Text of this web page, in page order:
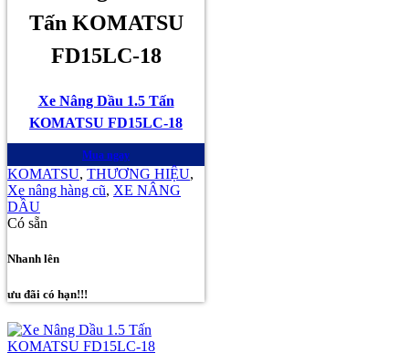
Tấn KOMATSU
FD15LC-18
Xe Nâng Dầu 1.5 Tấn
KOMATSU FD15LC-18
Mua ngay
KOMATSU, THƯƠNG HIỆU,
Xe nâng hàng cũ, XE NÂNG
DẦU
Có sẵn
Nhanh lên
ưu đãi có hạn!!!